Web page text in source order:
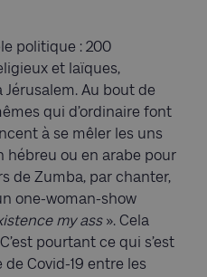
politique : 200
et laïques,
Au bout de
qui d’ordinaire font
à se mêler les uns
hébreu ou en arabe pour
de Zumba, par chanter,
one-woman-show
my ass». Cela
pourtant ce qui s’est
de Covid-19 entre les